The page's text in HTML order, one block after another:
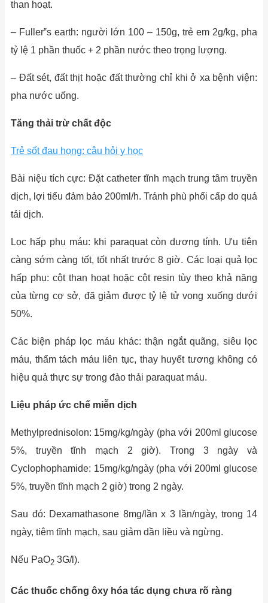
than hoạt.
– Fuller‟s earth: người lớn 100 – 150g, trẻ em 2g/kg, pha
tỷ lệ 1 phần thuốc + 2 phần nước theo trọng lượng.
– Đất sét, đất thịt hoặc đất thường chỉ khi ở xa bệnh viện:
pha nước uống.
Tăng thải trừ chất độc
Trẻ sốt đau họng: câu hỏi y học
Bài niệu tích cực: Đặt catheter tĩnh mạch trung tâm truyền
dịch, lợi tiểu đảm bảo 200ml/h. Tránh phù phổi cấp do quá
tải dịch.
Lọc hấp phụ máu: khi paraquat còn dương tính. Ưu tiên
càng sớm càng tốt, tốt nhất trước 8 giờ. Các loại quả lọc
hấp phụ: cột than hoạt hoặc cột resin tùy theo khả năng
của từng cơ sở, đã giảm được tỷ lệ tử vong xuống dưới
50%.
Các biện pháp lọc máu khác: thận ngắt quãng, siêu lọc
máu, thẩm tách máu liên tục, thay huyết tương không có
hiệu quả thực sự trong đào thải paraquat máu.
Liệu pháp ức chế miễn dịch
Methylprednisolon: 15mg/kg/ngày (pha với 200ml glucose
5%, truyền tĩnh mạch 2 giờ). Trong 3 ngày và
Cyclophophamide: 15mg/kg/ngày (pha với 200ml glucose
5%, truyền tĩnh mạch 2 giờ) trong 2 ngày.
Sau đó: Dexamathasone 8mg/lần x 3 lần/ngày, trong 14
ngày, tiêm tĩnh mạch, sau giảm dần liều và ngừng.
Nếu PaO2 3G/l).
Các thuốc chống ôxy hóa tác dụng chưa rõ ràng